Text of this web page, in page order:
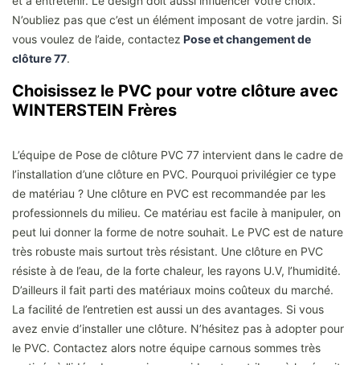
N’oubliez pas que c’est un élément imposant de votre jardin. Si
vous voulez de l’aide, contactez Pose et changement de
clôture 77.
Choisissez le PVC pour votre clôture avec
WINTERSTEIN Frères
L’équipe de Pose de clôture PVC 77 intervient dans le cadre de
l’installation d’une clôture en PVC. Pourquoi privilégier ce type
de matériau ? Une clôture en PVC est recommandée par les
professionnels du milieu. Ce matériau est facile à manipuler, on
peut lui donner la forme de notre souhait. Le PVC est de nature
très robuste mais surtout très résistant. Une clôture en PVC
résiste à de l’eau, de la forte chaleur, les rayons U.V, l’humidité.
D’ailleurs il fait parti des matériaux moins coûteux du marché.
La facilité de l’entretien est aussi un des avantages. Si vous
avez envie d’installer une clôture. N’hésitez pas à adopter pour
le PVC. Contactez alors notre équipe carnous sommes très